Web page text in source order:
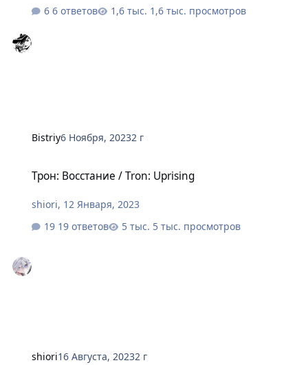
6 ответов 1,6 тыс. просмотров
Bistriy6 Ноября, 20232 г
Трон: Восстание / Tron: Uprising
shiоri, 12 Января, 2023
19 ответов
5 тыс. просмотров
shiоri16 Августа, 20232 г